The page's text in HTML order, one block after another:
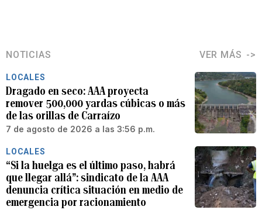
NOTICIAS VER MÁS
LOCALES
Dragado en seco: AAA proyecta
remover 500,000 yardas cúbicas o más
de las orillas de Carraízo
7 de agosto de 2026 a las 3:56 p.m.
LOCALES
“Si la huelga es el último paso, habrá
que llegar allá”: sindicato de la AAA
denuncia crítica situación en medio de
emergencia por racionamiento